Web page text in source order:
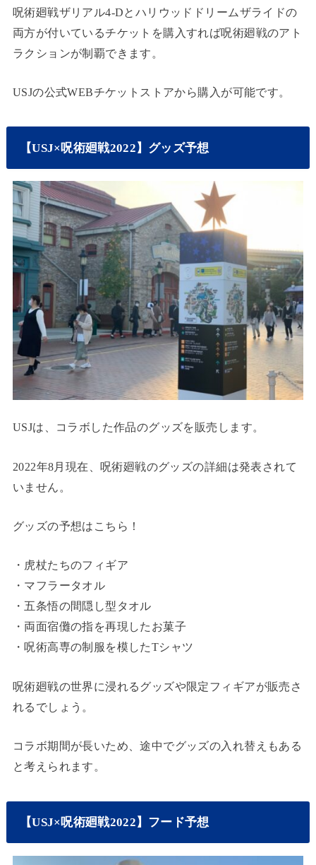
呪術廻戦ザリアル4‐Dとハリウッドドリームザライドの
両方が付いているチケットを購入すれば呪術廻戦のアト
ラクションが制覇できます。
USJの公式WEBチケットストアから購入が可能です。
【USJ×呪術廻戦2022】グッズ予想
USJは、コラボした作品のグッズを販売します。
2022年8月現在、呪術廻戦のグッズの詳細は発表されて
いません。
グッズの予想はこちら！
・虎杖たちのフィギア
・マフラータオル
・五条悟の間隠し型タオル
・両面宿儺の指を再現したお菓子
・呪術高専の制服を模したTシャツ
呪術廻戦の世界に浸れるグッズや限定フィギアが販売さ
れるでしょう。
コラボ期間が長いため、途中でグッズの入れ替えもある
と考えられます。
【USJ×呪術廻戦2022】フード予想